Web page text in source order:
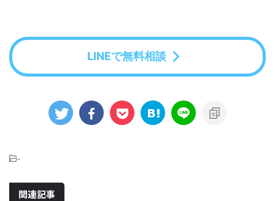
LINEで無料相談
-
関連記事